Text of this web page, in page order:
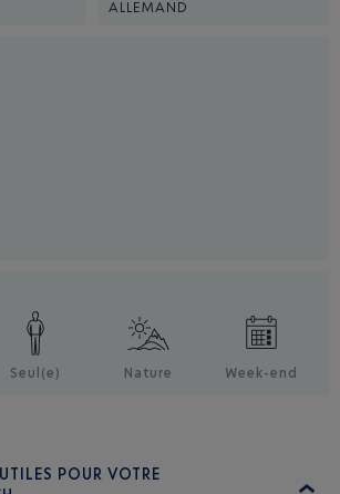
ALLEMAND
Seul(e) Nature Week-end
POUR VOTRE